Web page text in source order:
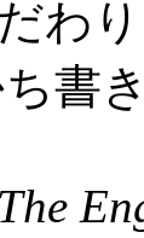
わ
書
The